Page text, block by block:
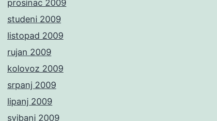
prosinac 2009
studeni 2009
listopad 2009
rujan 2009
kolovoz 2009
srpanj 2009
lipanj 2009
svibanj 2009